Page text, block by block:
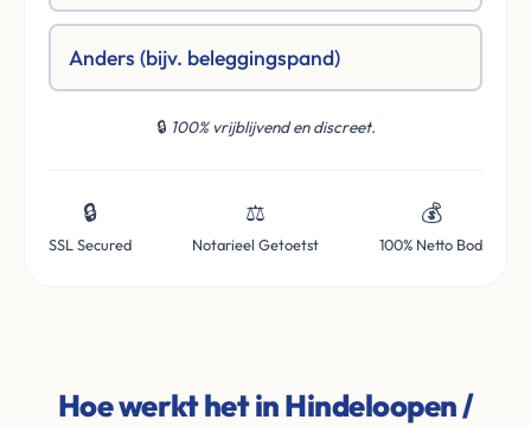
Anders (bijv. beleggingspand)
🔒 100% vrijblijvend en discreet.
🔒
SSL Secured
⚖️
Notarieel Getoetst
💰
100% Netto Bod
Hoe werkt het in Hindeloopen /